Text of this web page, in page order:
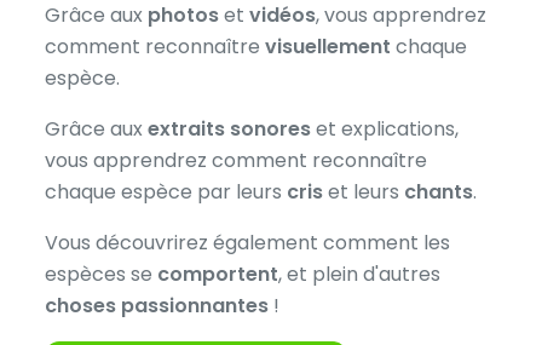
Grâce aux photosetvidéos, vous apprendrez
comment reconnaîtrevisuellement chaque
espèce.
Grâce auxextraits sonoreset explications,
vous apprendrez comment reconnaître
chaque espèce par leurs criset leurs chants.
Vous découvrirez également comment les
espèces se comportent, et plein d'autres
choses passionnantes !